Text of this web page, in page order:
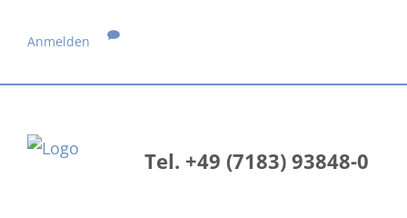
Anmelden
Tel. +49 (7183) 93848-0